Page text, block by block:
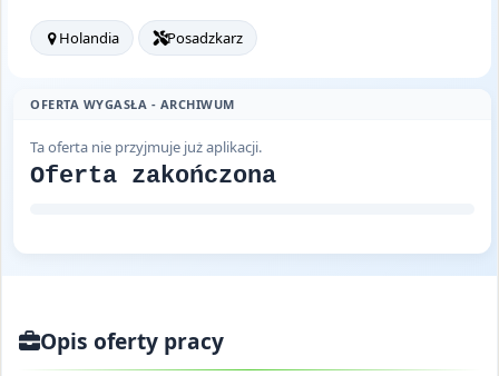
Holandia Posadzkarz
OFERTA WYGASŁA - ARCHIWUM
Ta oferta nie przyjmuje już aplikacji.
Oferta zakończona
Opis oferty pracy